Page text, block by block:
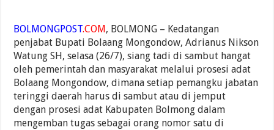
BOLMONGPOST.COM, BOLMONG – Kedatangan
penjabat Bupati Bolaang Mongondow, Adrianus Nikson
Watung SH, selasa (26/7), siang tadi di sambut hangat
oleh pemerintah dan masyarakat melalui prosesi adat
Bolaang Mongondow, dimana setiap pemangku jabatan
teringgi daerah harus di sambut atau di jemput
dengan prosesi adat Kabupaten Bolmong dalam
mengemban tugas sebagai orang nomor satu di